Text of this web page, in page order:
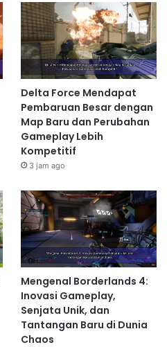
Delta Force Mendapat
Pembaruan Besar dengan
Map Baru dan Perubahan
Gameplay Lebih
Kompetitif
3 jam ago
Mengenal Borderlands 4:
Inovasi Gameplay,
Senjata Unik, dan
Tantangan Baru di Dunia
Chaos